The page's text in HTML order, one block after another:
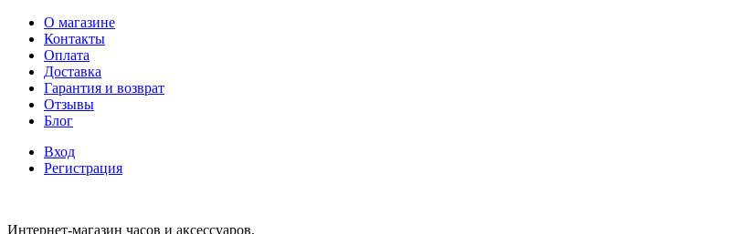
О магазине
Контакты
Оплата
Доставка
Гарантия и возврат
Отзывы
Блог
Вход
Регистрация
Интернет-магазин часов и аксессуаров.